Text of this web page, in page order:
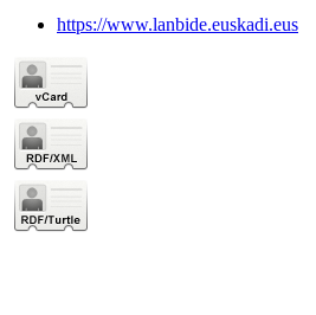
https://www.lanbide.euskadi.eus